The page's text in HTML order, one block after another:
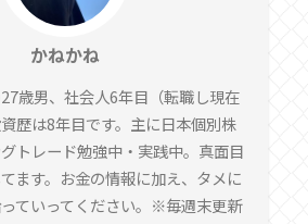
かねかね
歳男、社会人6年目（転職し現在
歴は8年目です。主に日本個別株
トレード勉強中・実践中。真面目
ます。お金の情報に加え、タメに
ていってください。※毎週末更新